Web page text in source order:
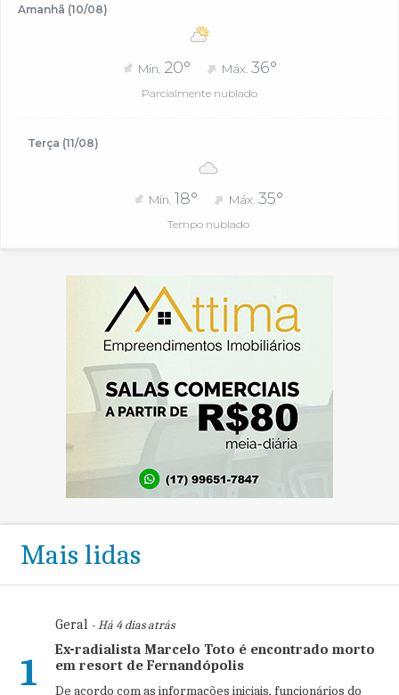
Amanhã (10/08)
Mín. 20° Máx. 36°
Parcialmente nublado
Terça (11/08)
Mín. 18° Máx.35°
Tempo nublado
Mais lidas
1
Geral- Há 4 dias atrás
Ex-radialista Marcelo Toto é encontrado morto
em resort de Fernandópolis
De acordo com as informações iniciais, funcionários do